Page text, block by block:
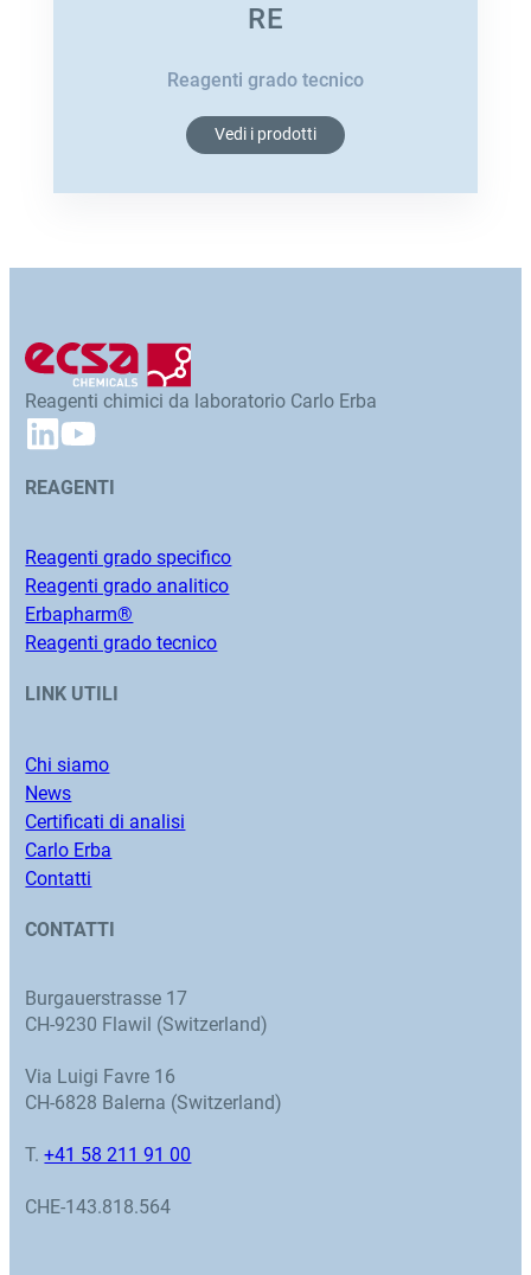
RE
Reagenti grado tecnico
Vedi i prodotti
Reagenti chimici da laboratorio Carlo Erba
REAGENTI
Reagenti grado specifico
Reagenti grado analitico
Erbapharm®
Reagenti grado tecnico
LINK UTILI
Chi siamo
News
Certificati di analisi
Carlo Erba
Contatti
CONTATTI
Burgauerstrasse 17
CH-9230 Flawil (Switzerland)
Via Luigi Favre 16
CH-6828 Balerna (Switzerland)
T.+41 58 211 91 00
CHE-143.818.564